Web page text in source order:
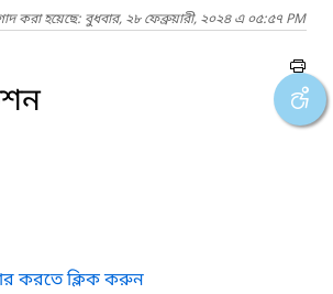
করা হয়েছে: বুধবার, ২৮ ফেব্রুয়ারী, ২০২৪ এ ০৫:৫৭ PM
করতে ক্লিক করুন